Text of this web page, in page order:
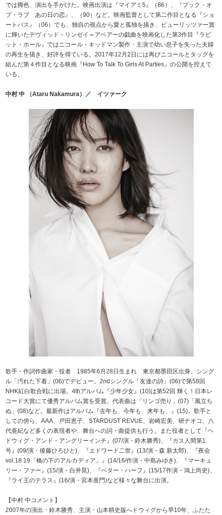
では脚色、演出を手がけた。映画出演は『マイアミ5』（86）、『ブック・オ
ブ・ラブ あの日の恋』、（90）など。映画監督として第二作目となる『ショ
ートバス』（06）でも、独自の視点から愛と孤独を描き、ピューリッツァー賞
に輝いたデヴィッド・リンゼイ＝アベアーの戯曲を映画化した第3作目『ラビ
ット・ホール』ではニコール・キッドマン製作・主演で幼い息子を失った夫婦
の再生を描き、好評を得ている。2017年12月2日には再びニコールとタッグを
組んだ第４作目となる映画『How To Talk To Girls At Parties』の公開を控えて
いる。
中村 中 （Ataru Nakamura）／ イツァーク
歌手・作詞作曲家・役者 1985年6月28日生まれ 東京都墨田区出身。シング
ル「汚れた下着」(06)でデビュー。2ndシングル「友達の詩」(06)で第58回
NHK紅白歌合戦に出場。4thアルバム『少年少女』(10)は第52回 輝く！日本レ
コード大賞にて優秀アルバム賞を受賞。代表曲は「リンゴ売り」(07)「風立ち
ぬ」(08)など。最新作はアルバム『去年も、今年も、来年も、』(15)。歌手と
しての傍ら、AAA、戸田恵子、STARDUST REVUE、岩崎宏美、研ナオコ、八
代亜紀など多くの表現者や、舞台への詞・曲提供も行う。また役者として『ヘ
ドウィグ・アンド・アングリーインチ』(07/演・鈴木勝秀)、『ガス人間第1
号』(09/演・後藤ひろひと)、『エドワード二世』(13/演・森 新太郎)、『夜会
vol.18 19「橋の下のアルカディア」』(14/16/作演・中島みゆき)、『マーキュ
リー・ファー』(15/演・白井晃)、『ベター・ハーフ』(15/17作演・鴻上尚史)、
『ライ王のテラス』(16/演・宮本亜門)など様々な舞台に出演。
【中村 中コメント】
2007年の演出・鈴木勝秀、主演・山本耕史版へドウィグから早10年、ふたた